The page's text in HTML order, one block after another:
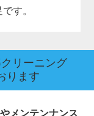
す。
リーニング
ります
メンテンナンス